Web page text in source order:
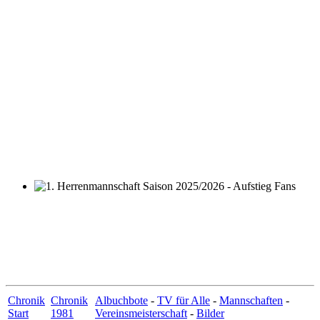
Chronik
Start
Chronik
1981
Albuchbote - TV für Alle - Mannschaften -
Vereinsmeisterschaft - Bilder